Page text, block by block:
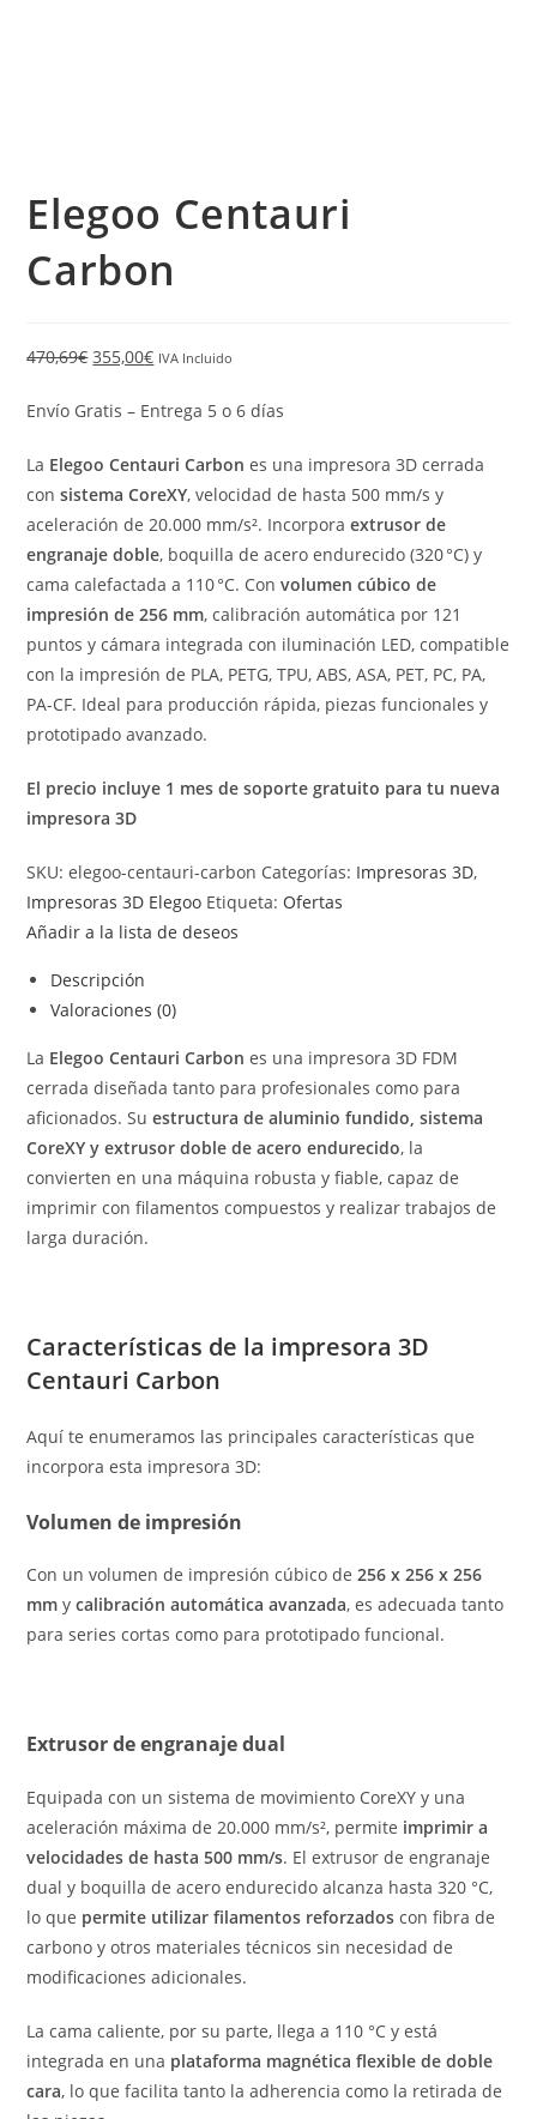
Elegoo Centauri
Carbon
470,69€ 355,00€ IVA Incluido
Envío Gratis – Entrega 5 o 6 días
La Elegoo Centauri Carbon es una impresora 3D cerrada
consistema CoreXY, velocidad de hasta 500 mm/s y
aceleración de 20.000 mm/s². Incorporaextrusor de
engranaje doble, boquilla de acero endurecido (320 °C) y
cama calefactada a 110 °C. Convolumen cúbico de
impresión de 256 mm, calibración automática por 121
puntos y cámara integrada con iluminación LED, compatible
con la impresión de PLA, PETG, TPU, ABS, ASA, PET, PC, PA,
PA-CF. Ideal para producción rápida, piezas funcionales y
prototipado avanzado.
El precio incluye 1 mes de soporte gratuito para tu nueva
impresora 3D
SKU:elegoo-centauri-carbon Categorías: Impresoras 3D,
Impresoras 3D Elegoo Etiqueta: Ofertas
Añadir a la lista de deseos
Descripción
Valoraciones (0)
La Elegoo Centauri Carbon es una impresora 3D FDM
cerrada diseñada tanto para profesionales como para
aficionados. Suestructura de aluminio fundido, sistema
CoreXY y extrusor doble de acero endurecido, la
convierten en una máquina robusta y fiable, capaz de
imprimir con filamentos compuestos y realizar trabajos de
larga duración.
Características de la impresora 3D
Centauri Carbon
Aquí te enumeramos las principales características que
incorpora esta impresora 3D:
Volumen de impresión
Con un volumen de impresión cúbico de256 x 256 x 256
mm ycalibración automática avanzada, es adecuada tanto
para series cortas como para prototipado funcional.
Extrusor de engranaje dual
Equipada con un sistema de movimiento CoreXY y una
aceleración máxima de 20.000 mm/s², permite imprimir a
velocidades de hasta 500 mm/s. El extrusor de engranaje
dual y boquilla de acero endurecido alcanza hasta 320 °C,
lo que permite utilizar filamentos reforzados con fibra de
carbono y otros materiales técnicos sin necesidad de
modificaciones adicionales.
La cama caliente, por su parte, llega a 110 °C y está
integrada en una plataforma magnética flexible de doble
cara, lo que facilita tanto la adherencia como la retirada de